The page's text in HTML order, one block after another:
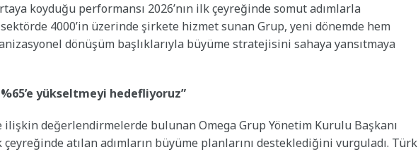
koyduğu performansı 2026’nın ilk çeyreğinde somut adımlarla
4000’in üzerinde şirkete hizmet sunan Grup, yeni dönemde hem
dönüşüm başlıklarıyla büyüme stratejisini sahaya yansıtmaya
yükseltmeyi hedefliyoruz”
ilişkin değerlendirmelerde bulunan Omega Grup Yönetim Kurulu Başkanı
çeyreğinde atılan adımların büyüme planlarını desteklediğini vurguladı. Türk